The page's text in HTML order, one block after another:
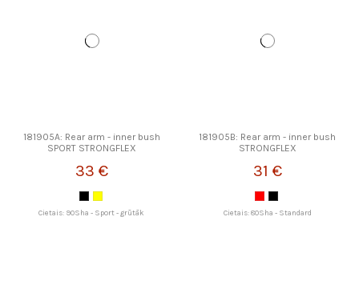
181905A: Rear arm - inner bush
SPORT STRONGFLEX
33 €
Cietais: 90Sha - Sport - grūtāk
181905B: Rear arm - inner bush
STRONGFLEX
31 €
Cietais: 80Sha - Standard